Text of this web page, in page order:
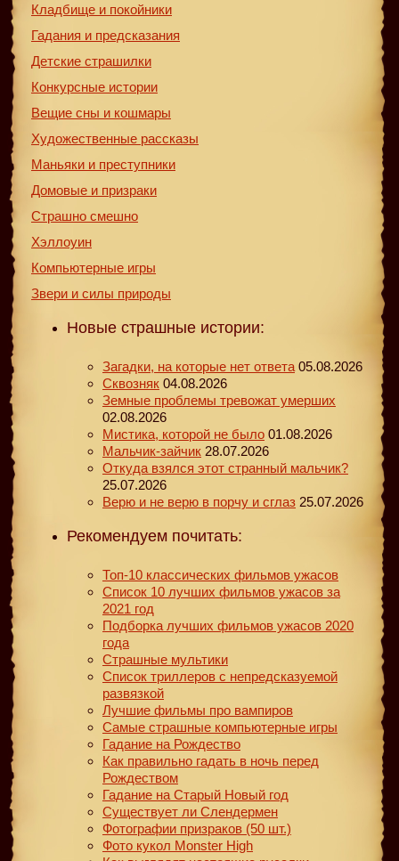
Кладбище и покойники
Гадания и предсказания
Детские страшилки
Конкурсные истории
Вещие сны и кошмары
Художественные рассказы
Маньяки и преступники
Домовые и призраки
Страшно смешно
Хэллоуин
Компьютерные игры
Звери и силы природы
Новые страшные истории:
Загадки, на которые нет ответа 05.08.2026
Сквозняк 04.08.2026
Земные проблемы тревожат умерших
02.08.2026
Мистика, которой не было 01.08.2026
Мальчик-зайчик 28.07.2026
Откуда взялся этот странный мальчик?
25.07.2026
Верю и не верю в порчу и сглаз 25.07.2026
Рекомендуем почитать:
Топ-10 классических фильмов ужасов
Список 10 лучших фильмов ужасов за
2021 год
Подборка лучших фильмов ужасов 2020
года
Страшные мультики
Список триллеров с непредсказуемой
развязкой
Лучшие фильмы про вампиров
Самые страшные компьютерные игры
Гадание на Рождество
Как правильно гадать в ночь перед
Рождеством
Гадание на Старый Новый год
Существует ли Слендермен
Фотографии призраков (50 шт.)
Фото кукол Monster High